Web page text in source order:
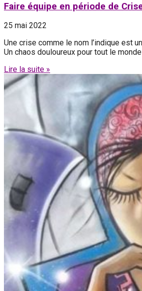
Faire équipe en période de
25 mai 2022
‍Une crise comme le nom l’indique est
Un chaos douloureux pour tout le
Lire la suite »